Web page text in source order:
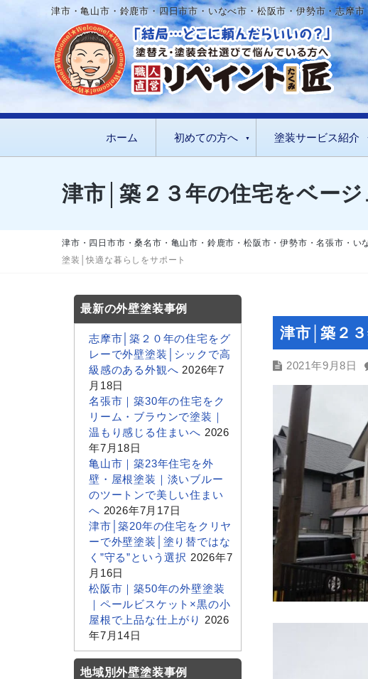
津市・亀山市・鈴鹿市・四日市市・いなべ市・松阪市・伊勢市・志摩
ホーム 初めての方へ 塗装サービス紹介
津市│築２３年の住宅をベー
津市・四日市市・桑名市・亀山市・鈴鹿市・松阪市・伊勢市・名張市・い
塗装│快適な暮らしをサポート
津市│築２
2021年9月8日
最新の外壁塗装事例
志摩市│築２０年の住宅をグ
レーで外壁塗装│シックで高
級感のある外観へ 2026年7
月18日
名張市｜築30年の住宅をク
リーム・ブラウンで塗装｜
温もり感じる住まいへ 2026
年7月18日
亀山市｜築23年住宅を外
壁・屋根塗装｜淡いブルー
のツートンで美しい住まい
へ 2026年7月17日
津市│築20年の住宅をクリヤ
ーで外壁塗装│塗り替ではな
く”守る”という選択 2026年7
月16日
松阪市｜築50年の外壁塗装
｜ペールビスケット×黒の小
屋根で上品な仕上がり 2026
年7月14日
地域別外壁塗装事例